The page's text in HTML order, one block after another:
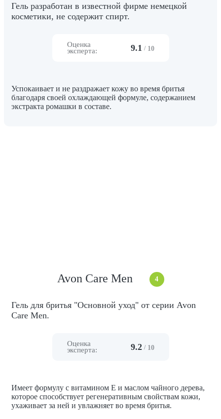
Гель разработан в известной фирме немецкой
косметики, не содержит спирт.
Оценка
эксперта:
9.1 / 10
Успокаивает и не раздражает кожу во время бритья
благодаря своей охлаждающей формуле, содержанием
экстракта ромашки в составе.
Avon Care Men 4
Гель для бритья "Основной уход" от серии Avon
Care Men.
Оценка
эксперта:
9.2 / 10
Имеет формулу с витамином Е и маслом чайного дерева,
которое способствует регенеративным свойствам кожи,
ухаживает за ней и увлажняет во время бритья.